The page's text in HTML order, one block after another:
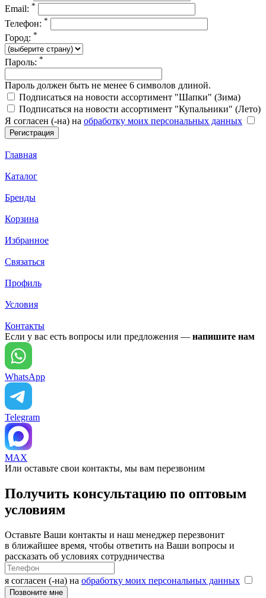
Email: *
Телефон: *
Город: *
Пароль: *
Пароль должен быть не менее 6 символов длиной.
Подписаться на новости ассортимент "Шапки" (Зима)
Подписаться на новости ассортимент "Купальники" (Лето)
Я согласен (-на) на обработку моих персональных данных
Главная
Каталог
Бренды
Корзина
Избранное
Связаться
Профиль
Условия
Контакты
Если у вас есть вопросы или предложения — напишите нам
WhatsApp
Telegram
MAX
Или оставьте свои контакты, мы вам перезвоним
Получить консультацию по оптовым
условиям
Оставьте Ваши контакты и наш менеджер перезвонит
в ближайшее время, чтобы ответить на Ваши вопросы и
рассказать об условиях сотрудничества
я согласен (-на) на обработку моих персональных данных